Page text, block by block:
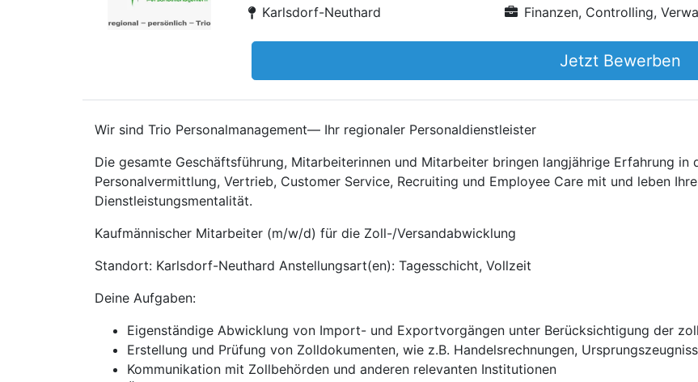
Karlsdorf-Neuthard Finanzen, Controlling,
Jetzt Bewerben
Wir sind Trio Personalmanagement— Ihr regionaler Personaldienstleister
Die gesamte Geschäftsführung, Mitarbeiterinnen und Mitarbeiter bringen langjährige Erfahrung in
Personalvermittlung, Vertrieb, Customer Service, Recruiting und Employee Care mit und leben
Dienstleistungsmentalität.
Kaufmännischer Mitarbeiter (m/w/d) für die Zoll-/Versandabwicklung
Standort: Karlsdorf-Neuthard Anstellungsart(en): Tagesschicht, Vollzeit
Deine Aufgaben:
Eigenständige Abwicklung von Import- und Exportvorgängen unter Berücksichtigung der
Erstellung und Prüfung von Zolldokumenten, wie z.B. Handelsrechnungen,
Kommunikation mit Zollbehörden und anderen relevanten Institutionen